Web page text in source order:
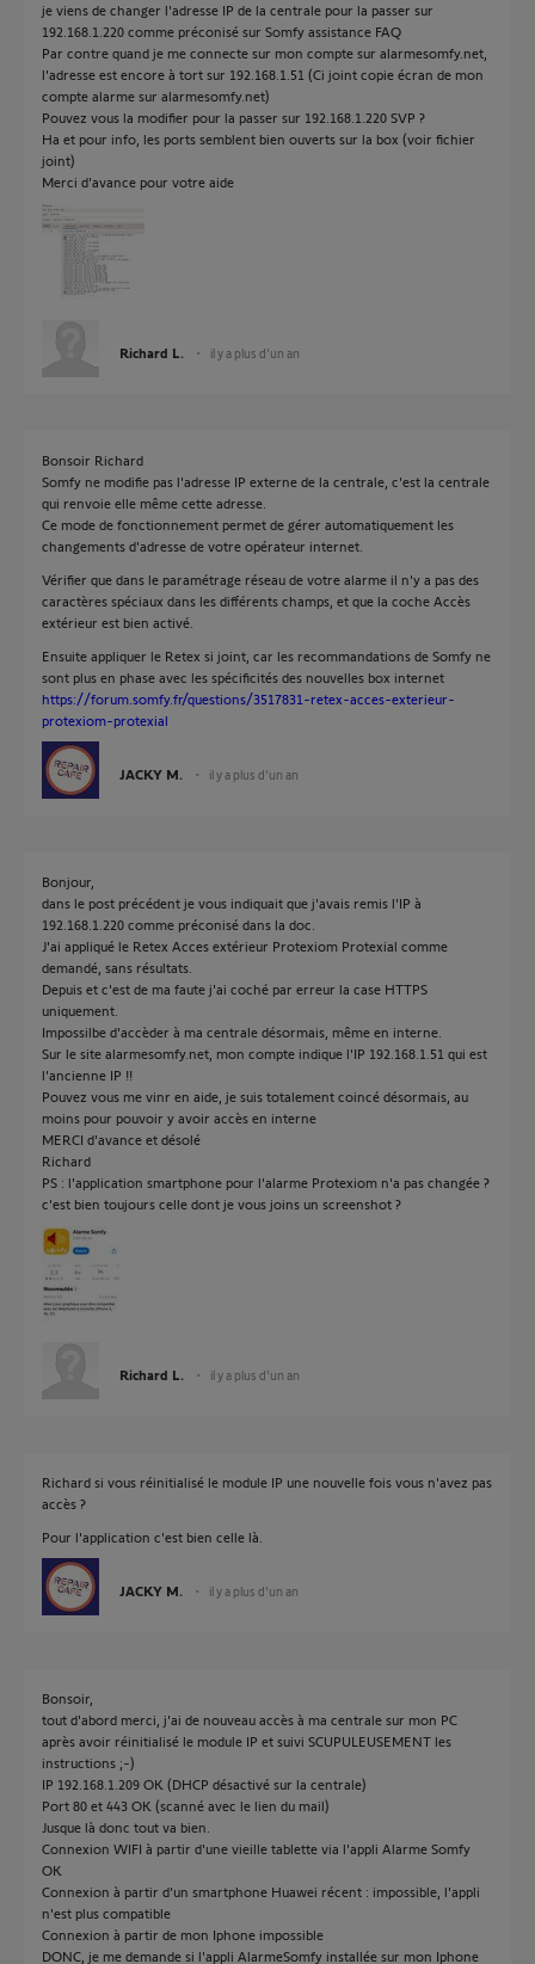
je viens de changer l'adresse IP de la centrale pour la passer sur
192.168.1.220 comme préconisé sur Somfy assistance FAQ
Par contre quand je me connecte sur mon compte sur alarmesomfy.net,
l'adresse est encore à tort sur 192.168.1.51 (Ci joint copie écran de mon
compte alarme sur alarmesomfy.net)
Pouvez vous la modifier pour la passer sur 192.168.1.220 SVP ?
Ha et pour info, les ports semblent bien ouverts sur la box (voir fichier
joint)
Merci d'avance pour votre aide
Richard L. il y a plus d'un an
Bonsoir Richard
Somfy ne modifie pas l'adresse IP externe de la centrale, c'est la centrale
qui renvoie elle même cette adresse.
Ce mode de fonctionnement permet de gérer automatiquement les
changements d'adresse de votre opérateur internet.
Vérifier que dans le paramétrage réseau de votre alarme il n'y a pas des
caractères spéciaux dans les différents champs, et que la coche Accès
extérieur est bien activé.
Ensuite appliquer le Retex si joint, car les recommandations de Somfy ne
sont plus en phase avec les spécificités des nouvelles box internet
https://forum.somfy.fr/questions/3517831-retex-acces-exterieur-
protexiom-protexial
JACKY M. il y a plus d'un an
Bonjour,
dans le post précédent je vous indiquait que j'avais remis l'IP à
192.168.1.220 comme préconisé dans la doc.
J'ai appliqué le Retex Acces extérieur Protexiom Protexial comme
demandé, sans résultats.
Depuis et c'est de ma faute j'ai coché par erreur la case HTTPS
uniquement.
Impossilbe d'accèder à ma centrale désormais, même en interne.
Sur le site alarmesomfy.net, mon compte indique l'IP 192.168.1.51 qui est
l'ancienne IP !!
Pouvez vous me vinr en aide, je suis totalement coincé désormais, au
moins pour pouvoir y avoir accès en interne
MERCI d'avance et désolé
Richard
PS : l'application smartphone pour l'alarme Protexiom n'a pas changée ?
c'est bien toujours celle dont je vous joins un screenshot ?
Richard L. il y a plus d'un an
Richard si vous réinitialisé le module IP une nouvelle fois vous n'avez pas
accès ?
Pour l'application c'est bien celle là.
JACKY M. il y a plus d'un an
Bonsoir,
tout d'abord merci, j'ai de nouveau accès à ma centrale sur mon PC
après avoir réinitialisé le module IP et suivi SCUPULEUSEMENT les
instructions ;-)
IP 192.168.1.209 OK (DHCP désactivé sur la centrale)
Port 80 et 443 OK (scanné avec le lien du mail)
Jusque là donc tout va bien.
Connexion WIFI à partir d'une vieille tablette via l'appli Alarme Somfy
OK
Connexion à partir d'un smartphone Huawei récent : impossible, l'appli
n'est plus compatible
Connexion à partir de mon Iphone impossible
DONC, je me demande si l'appli AlarmeSomfy installée sur mon Iphone